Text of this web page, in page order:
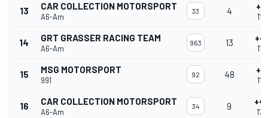
13 CAR COLLECTION MOTORSPORT
A6-Am
33 4
14 GRT GRASSER RACING TEAM
A6-Am
963 13
15 MSG MOTORSPORT
991
92 48
16 CAR COLLECTION MOTORSPORT
A6-Am
34 9